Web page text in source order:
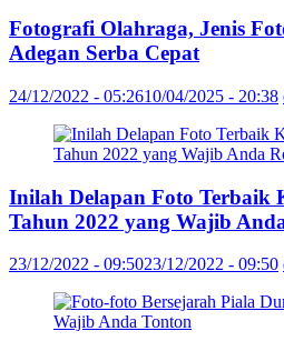
Fotografi Olahraga, Jenis
Adegan Serba Cepat
24/12/2022 - 05:2610/04/2025 - 20:38
Inilah Delapan Foto Terbaik
Tahun 2022 yang Wajib
23/12/2022 - 09:5023/12/2022 - 09:50